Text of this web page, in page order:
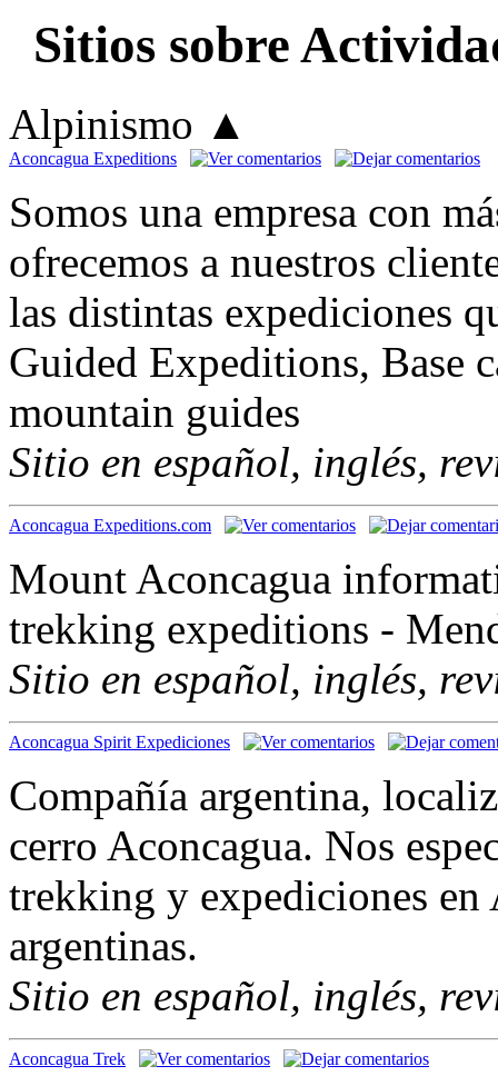
Sitios sobre
Alpinismo ▲
Aconcagua Expeditions
Somos una empresa con
ofrecemos a nuestros
las distintas expediciones
Guided Expeditions, Base
mountain guides
Sitio en español, inglés,
Aconcagua Expeditions.com
Mount Aconcagua
trekking expeditions -
Sitio en español, inglés,
Aconcagua Spirit Expediciones
Compañía argentina,
cerro Aconcagua. Nos
trekking y expediciones en
argentinas.
Sitio en español, inglés,
Aconcagua Trek